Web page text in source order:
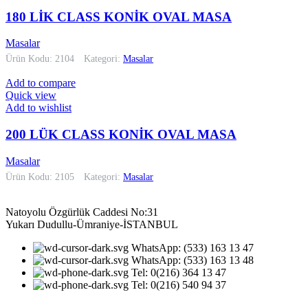
180 LİK CLASS KONİK OVAL MASA
Masalar
Ürün Kodu: 2104 Kategori: Masalar
Add to compare
Quick view
Add to wishlist
200 LÜK CLASS KONİK OVAL MASA
Masalar
Ürün Kodu: 2105 Kategori: Masalar
Natoyolu Özgürlük Caddesi No:31
Yukarı Dudullu-Ümraniye-İSTANBUL
WhatsApp: (533) 163 13 47
WhatsApp: (533) 163 13 48
Tel: 0(216) 364 13 47
Tel: 0(216) 540 94 37